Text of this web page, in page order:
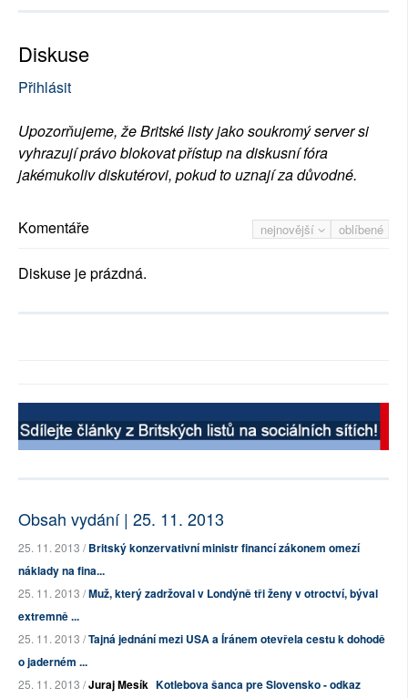
Diskuse
Přihlásit
Upozorňujeme, že Britské listy jako soukromý server si
vyhrazují právo blokovat přístup na diskusní fóra
jakémukoliv diskutérovi, pokud to uznají za důvodné.
nejnovější oblíbené
Komentáře
Diskuse je prázdná.
Obsah vydání | 25. 11. 2013
25. 11. 2013 /Britský konzervativní ministr financí zákonem omezí
náklady na fina...
25. 11. 2013 /Muž, který zadržoval v Londýně tři ženy v otroctví, býval
extremně ...
25. 11. 2013 /Tajná jednání mezi USA a Íránem otevřela cestu k dohodě
o jaderném ...
25. 11. 2013 /Juraj Mesík Kotlebova šanca pre Slovensko - odkaz